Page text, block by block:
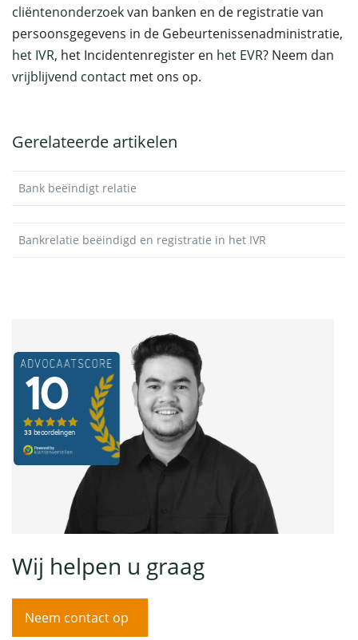
cliëntenonderzoekvan banken en de registratie van
persoonsgegevens in de Gebeurtenissenadministratie,
het IVR, het Incidentenregister en het EVR? Neem dan
vrijblijvend contact met ons op.
Gerelateerde artikelen
Bank beëindigt relatie
Bankrelatie beëindigd en registratie in het IVR
Wij helpen u graag
Neem contact op